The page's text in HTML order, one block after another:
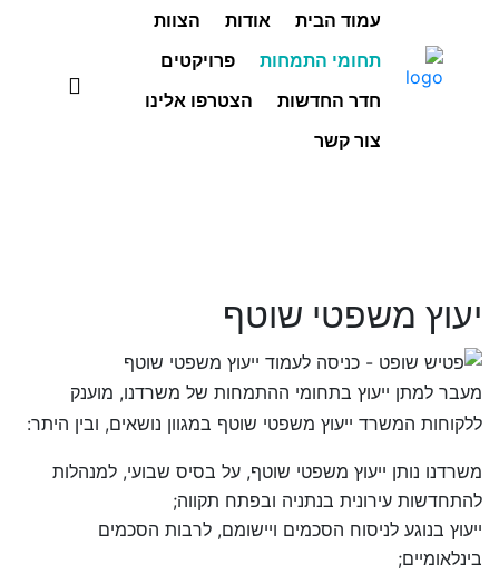
עמוד הבית אודות
הצוות
תחומי התמחות
פרויקטים
חדר החדשות
הצטרפו אלינו
צור קשר
יעוץ משפטי שוטף
מעבר למתן ייעוץ בתחומי ההתמחות של משרדנו, מוענק
ללקוחות המשרד ייעוץ משפטי שוטף במגוון נושאים, ובין היתר:
משרדנו נותן ייעוץ משפטי שוטף, על בסיס שבועי, למנהלות
להתחדשות עירונית בנתניה ובפתח תקווה;
ייעוץ בנוגע לניסוח הסכמים ויישומם, לרבות הסכמים
בינלאומיים;